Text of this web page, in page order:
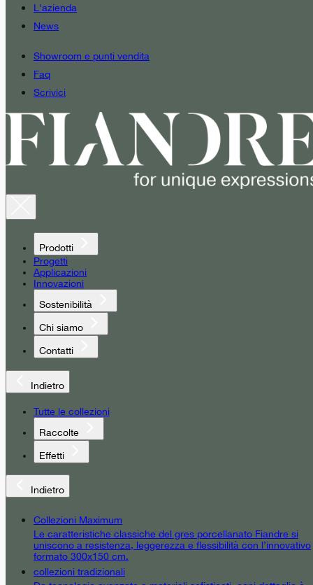
L'azienda
News
Showroom e punti vendita
Faq
Scrivici
Prodotti
Progetti
Applicazioni
Innovazioni
Sostenibilità
Chi siamo
Contatti
Indietro
Tutte le collezioni
Raccolte
Effetti
Indietro
Collezioni Maximum
Le caratteristiche classiche del gres porcellanato Fiandre si
uniscono a resistenza, leggerezza e flessibilità con l’innovativo
formato 300x150 cm.
collezioni tradizionali